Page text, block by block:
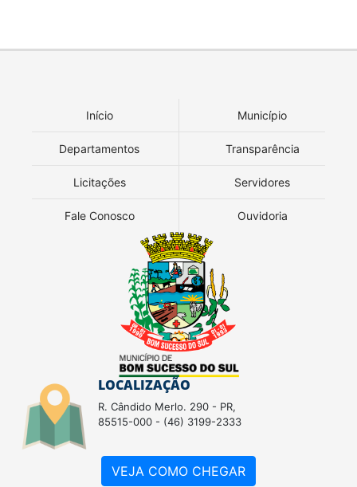
Início Município
Departamentos Transparência
Licitações Servidores
Fale Conosco Ouvidoria
LOCALIZAÇÃO
R. Cândido Merlo. 290 - PR,
85515-000 - (46) 3199-2333
VEJA COMO CHEGAR